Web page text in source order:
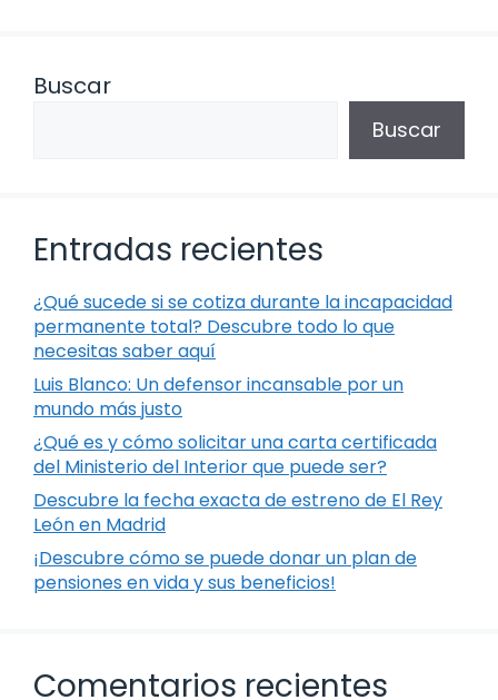
Buscar
Buscar
Entradas recientes
¿Qué sucede si se cotiza durante la incapacidad
permanente total? Descubre todo lo que
necesitas saber aquí
Luis Blanco: Un defensor incansable por un
mundo más justo
¿Qué es y cómo solicitar una carta certificada
del Ministerio del Interior que puede ser?
Descubre la fecha exacta de estreno de El Rey
León en Madrid
¡Descubre cómo se puede donar un plan de
pensiones en vida y sus beneficios!
Comentarios recientes